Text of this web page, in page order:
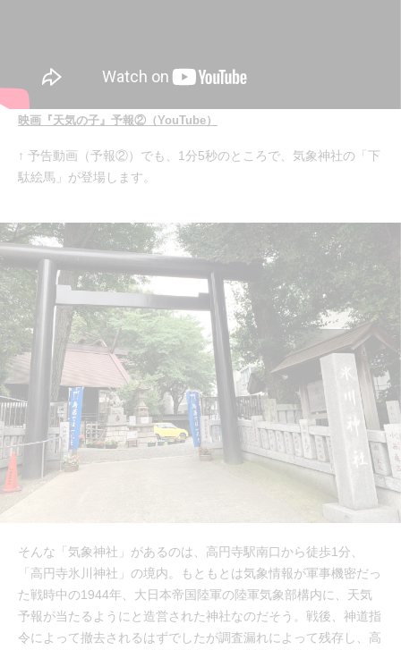
映画『天気の子』予報②（YouTube）
↑ 予告動画（予報②）でも、1分5秒のところで、気象神社の「下
駄絵馬」が登場します。
そんな「気象神社」があるのは、高円寺駅南口から徒歩1分、
「高円寺氷川神社」の境内。もともとは気象情報が軍事機密だっ
た戦時中の1944年、大日本帝国陸軍の陸軍気象部構内に、天気
予報が当たるようにと造営された神社なのだそう。戦後、神道指
令によって撤去されるはずでしたが調査漏れによって残存し、高